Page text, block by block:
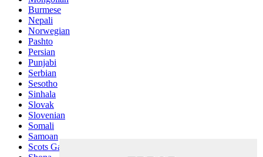
Burmese
Nepali
Norwegian
Pashto
Persian
Punjabi
Serbian
Sesotho
Sinhala
Slovak
Slovenian
Somali
Samoan
Scots Gaelic